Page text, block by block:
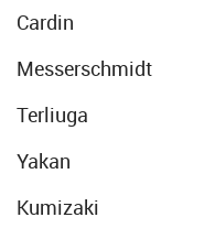
Cardin
Messerschmidt
Terliuga
Yakan
Kumizaki